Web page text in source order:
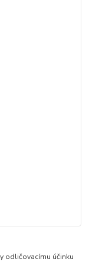
odličovacímu účinku